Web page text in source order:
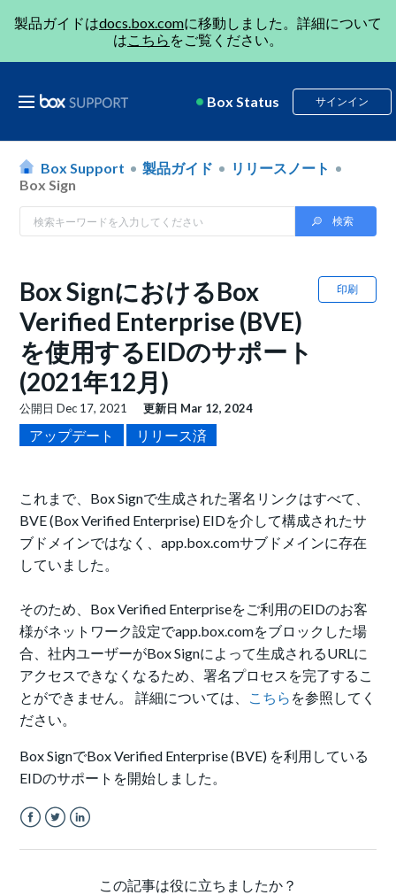
製品ガイドはdocs.box.comに移動しました。詳細について
はこちら をご覧ください。
Box Status サインイン
Box Support 製品ガイド
リリースノート
Box Sign
印刷
Box SignにおけるBox
Verified Enterprise (BVE)
を使用するEIDのサポート
(2021年12月)
公開日Dec 17, 2021 更新日 Mar 12, 2024
アップデート リリース済
これまで、 Box Signで生成された署名リンクはすべて、
BVE (Box Verified Enterprise) EIDを介して構成されたサ
ブドメインではなく、app.box.comサブドメインに存在
していました。
そのため、Box Verified Enterpriseをご利用のEIDのお客
様がネットワーク設定でapp.box.comをブロックした場
合、社内ユーザーがBox Signによって生成されるURLに
アクセスできなくなるため、署名プロセスを完了するこ
とができません。 詳細については、 こちら を参照してく
ださい。
Box SignでBox Verified Enterprise (BVE) を利用している
EIDのサポートを開始しました。
この記事は役に立ちましたか？